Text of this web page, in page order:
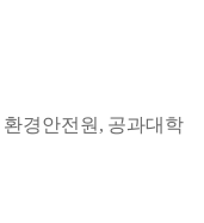
경안전원, 공과대학